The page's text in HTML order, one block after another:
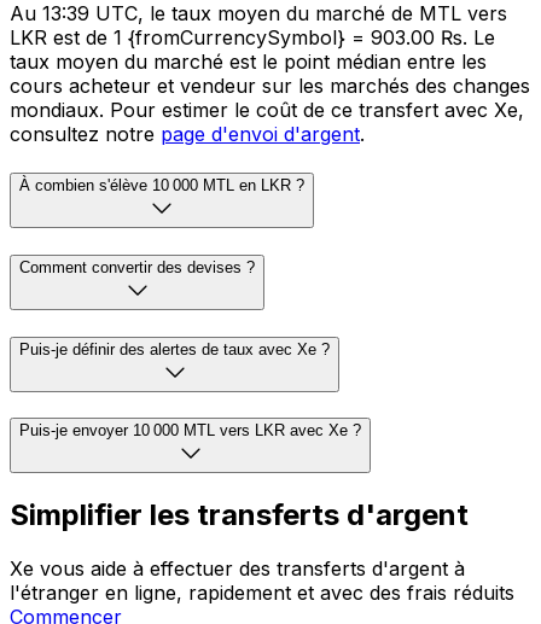
Au 13:39 UTC, le taux moyen du marché de MTL vers
LKR est de 1 {fromCurrencySymbol} = 903.00 ₨. Le
taux moyen du marché est le point médian entre les
cours acheteur et vendeur sur les marchés des changes
mondiaux. Pour estimer le coût de ce transfert avec Xe,
consultez notre page d'envoi d'argent.
À combien s'élève 10 000 MTL en LKR ?
Comment convertir des devises ?
Puis-je définir des alertes de taux avec Xe ?
Puis-je envoyer 10 000 MTL vers LKR avec Xe ?
Simplifier les transferts d'argent
Xe vous aide à effectuer des transferts d'argent à
l'étranger en ligne, rapidement et avec des frais réduits
Commencer